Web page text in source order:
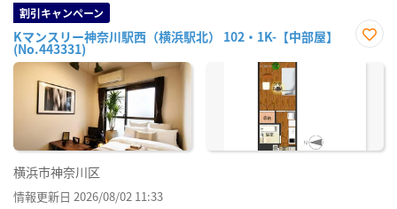
割引キャンペーン
Kマンスリー神奈川駅西（横浜駅北） 102・1K-【中部屋】
(No.443331)
に入
横浜市神奈川区
情報更新日 2026/08/02 11:33